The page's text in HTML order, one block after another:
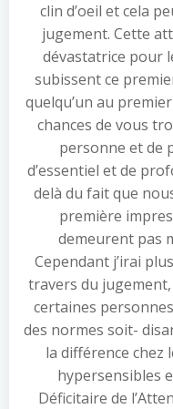
clin d’oeil et cela
jugement. Cette
dévastatrice pour
subissent ce
quelqu’un au
chances de vous
personne et de
d’essentiel et de
delà du fait que
première
demeurent pas
Cependant j’irai
travers du
certaines
des normes soit-
la différence chez
hypersensibles
Déficitaire de